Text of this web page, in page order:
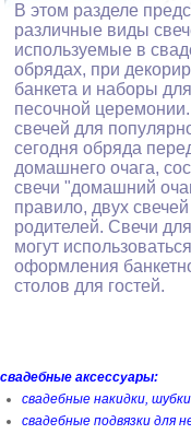
В этом разделе
различные виды
используемые в
обрядах, при
банкета и наборы для
песочной
свечей для
сегодня обряда
домашнего очага,
свечи "домашний
правило, двух
родителей. Свечи
могут
оформления
столов для гостей.
свадебные аксессуары:
свадебные накидки, шубки
свадебные подвязки для